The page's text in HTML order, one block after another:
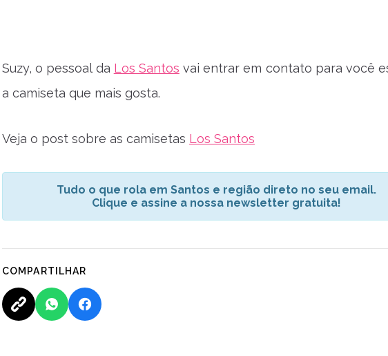
Suzy, o pessoal da Los Santos vai entrar em contato para você
a camiseta que mais gosta.
Veja o post sobre as camisetas Los Santos
Tudo o que rola em Santos e região direto no seu email.
Clique e assine a nossa newsletter gratuita!
COMPARTILHAR